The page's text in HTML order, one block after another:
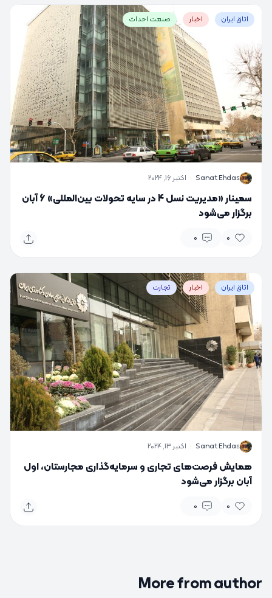
اتاق ایران اخبار صنعت احداث
S
Sanat Ehdas
· اکتبر 16, 2024
سمینار «مدیریت نسل 4 در سایه تحولات بین‌المللی» 6 آبان
برگزار می‌شود
0
0
اتاق ایران اخبار تجارت
S
Sanat Ehdas
· اکتبر 13, 2024
همایش فرصت‌های تجاری و سرمایه‌گذاری مجارستان، اول
آبان برگزار می‌شود
0
0
More from author